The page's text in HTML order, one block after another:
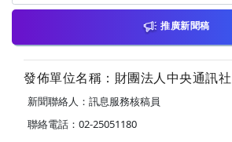
推廣新聞稿
發佈單位名稱：財團法人中央通訊社
新聞聯絡人：訊息服務核稿員
聯絡電話：02-25051180